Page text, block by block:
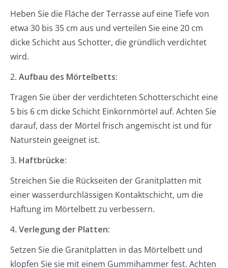
Heben Sie die Fläche der Terrasse auf eine Tiefe von
etwa 30 bis 35 cm aus und verteilen Sie eine 20 cm
dicke Schicht aus Schotter, die gründlich verdichtet
wird.
2. Aufbau des Mörtelbetts:
Tragen Sie über der verdichteten Schotterschicht eine
5 bis 6 cm dicke Schicht Einkornmörtel auf. Achten Sie
darauf, dass der Mörtel frisch angemischt ist und für
Naturstein geeignet ist.
3. Haftbrücke:
Streichen Sie die Rückseiten der Granitplatten mit
einer wasserdurchlässigen Kontaktschicht, um die
Haftung im Mörtelbett zu verbessern.
4. Verlegung der Platten:
Setzen Sie die Granitplatten in das Mörtelbett und
klopfen Sie sie mit einem Gummihammer fest. Achten